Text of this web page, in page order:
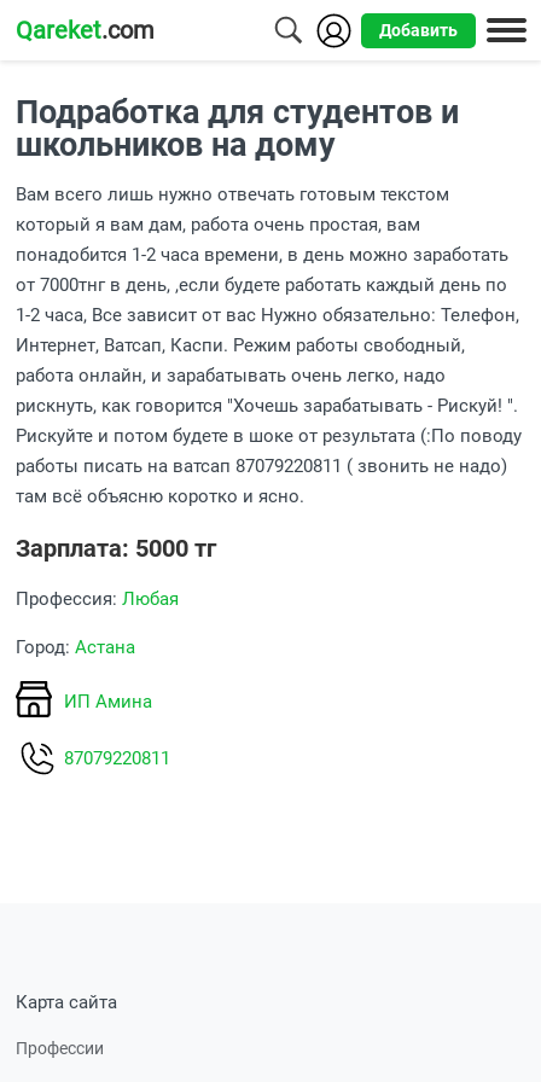
Qareket.com Добавить
Алматы
Астана
Шымкент
Усть-
Каменогорск
Подработка для студентов и
школьников на дому
Вам всего лишь нужно отвечать готовым текстом
который я вам дам, работа очень простая, вам
понадобится 1-2 часа времени, в день можно заработать
от 7000тнг в день, ,если будете работать каждый день по
1-2 часа, Все зависит от вас Нужно обязательно: Телефон,
Интернет, Ватсап, Каспи. Режим работы свободный,
работа онлайн, и зарабатывать очень легко, надо
рискнуть, как говорится "Хочешь зарабатывать - Рискуй! ".
Рискуйте и потом будете в шоке от результата (:По поводу
работы писать на ватсап 87079220811 ( звонить не надо)
там всё объясню коротко и ясно.
Зарплата: 5000 тг
Профессия:Любая
Город:Астана
ИП Амина
87079220811
Карта сайта
Профессии